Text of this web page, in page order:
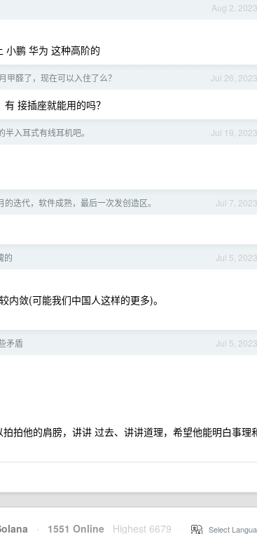
Aug 2, 2023
小鹏 华为 这种高阶的
Jul 26, 2023
甲醛了，现在可以入住了么？
接插座就能用的吗？
Jul 19, 2023
入耳式有线耳机吧。
Jul 7, 2023
的迭代，软件成熟，最后一次发创造区。
Jul 5, 2023
的
敛(可能我们中国人这样的更多)。
Jul 5, 2023
矛盾
拍他的肩膀，讲讲 过去、讲讲道理，希望他能明白事理
· 1551 Online Highest 6679 Select